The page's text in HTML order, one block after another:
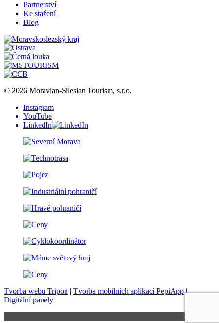
Partnerství
Ke stažení
Blog
© 2026 Moravian-Silesian Tourism, s.r.o.
Instagram
YouTube
LinkedIn
Tvorba webu Tripon | Tvorba mobilních aplikací PepiApp|
Digitální panely